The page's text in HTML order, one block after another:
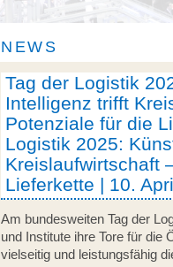
NEWS
Tag der Logistik
Intelligenz trifft
Potenziale für die
Logistik 2025:
Kreislaufwirtschaft
Lieferkette | 10.
Am bundesweiten Tag der
und Institute ihre Tore für die
vielseitig und leistungsfähig